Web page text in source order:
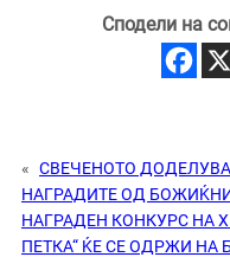
Сподели на
« СВЕЧЕНОТО
НАГРАДИТЕ ОД
НАГРАДЕН КОНКУРС НА
ПЕТКА“ ЌЕ СЕ ОДРЖИ НА